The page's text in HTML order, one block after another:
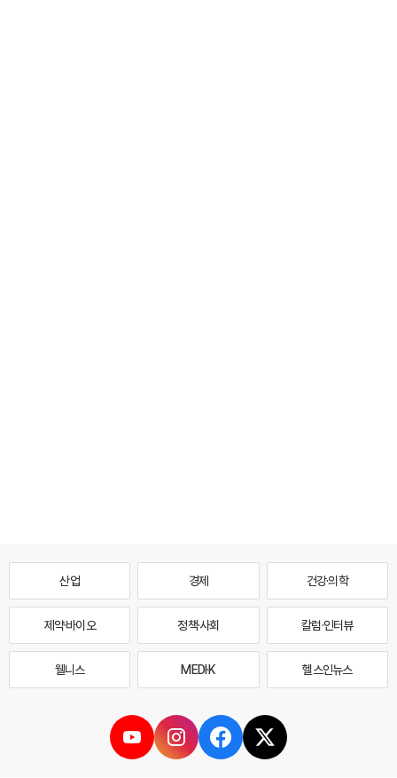
산업 경제 건강·의학
제약·바이오 정책·사회 칼럼·인터뷰
웰니스 MEDI·K 헬스인뉴스